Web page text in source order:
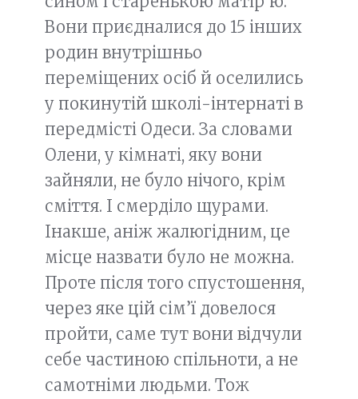
Вони приєдналися до 15 інших
родин внутрішньо
переміщених осіб й оселились
у покинутій школі-інтернаті в
передмісті Одеси. За словами
Олени, у кімнаті, яку вони
зайняли, не було нічого, крім
сміття. І смерділо щурами.
Інакше, аніж жалюгідним, це
місце назвати було не можна.
Проте після того спустошення,
через яке цій сім’ї довелося
пройти, саме тут вони відчули
себе частиною спільноти, а не
самотніми людьми. Тож